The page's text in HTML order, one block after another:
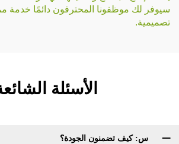
سيوفر لك موظفونا المحترفون دائمًا خدمة
تصميمية.
الأسئلة
س: كيف تضمنون الجودة؟